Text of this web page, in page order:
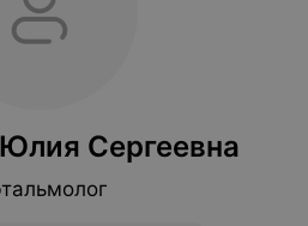
Сергеевна